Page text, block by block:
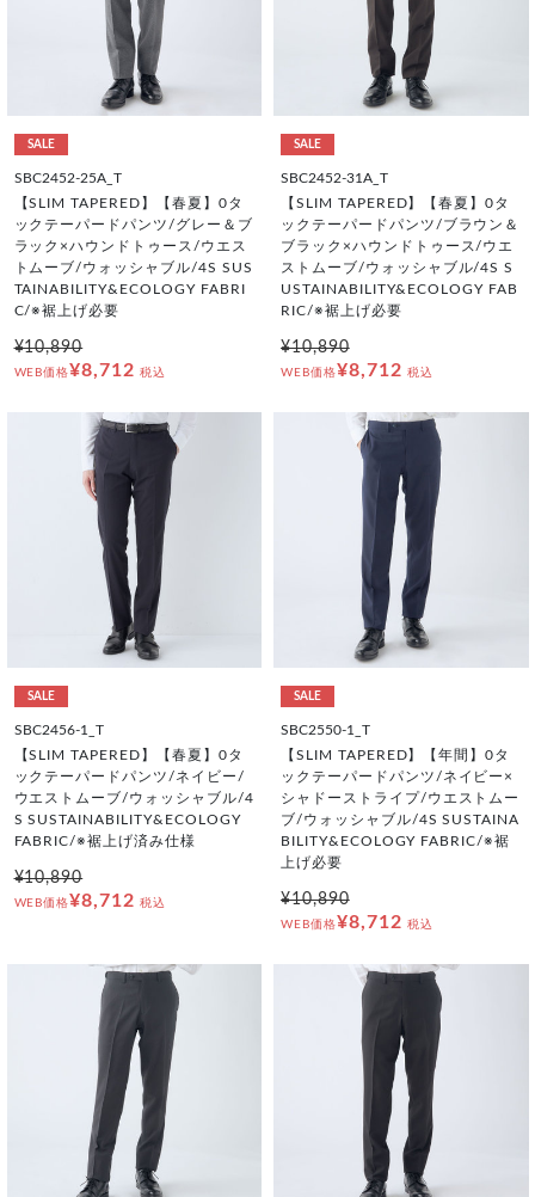
SALE
SBC2452-25A_T
【SLIM TAPERED】【春夏】0タ
ックテーパードパンツ/グレー＆ブ
ラック×ハウンドトゥース/ウエス
トムーブ/ウォッシャブル/4S SUS
TAINABILITY&ECOLOGY FABRI
C/※裾上げ必要
¥10,890
WEB価格¥8,712 税込
SALE
SBC2452-31A_T
【SLIM TAPERED】【春夏】0タ
ックテーパードパンツ/ブラウン＆
ブラック×ハウンドトゥース/ウエ
ストムーブ/ウォッシャブル/4S S
USTAINABILITY&ECOLOGY FAB
RIC/※裾上げ必要
¥10,890
WEB価格¥8,712 税込
SALE
SBC2456-1_T
【SLIM TAPERED】【春夏】0タ
ックテーパードパンツ/ネイビー/
ウエストムーブ/ウォッシャブル/4
S SUSTAINABILITY&ECOLOGY
FABRIC/※裾上げ済み仕様
¥10,890
WEB価格¥8,712 税込
SALE
SBC2550-1_T
【SLIM TAPERED】【年間】0タ
ックテーパードパンツ/ネイビー×
シャドーストライプ/ウエストムー
ブ/ウォッシャブル/4S SUSTAINA
BILITY&ECOLOGY FABRIC/※裾
上げ必要
¥10,890
WEB価格¥8,712 税込